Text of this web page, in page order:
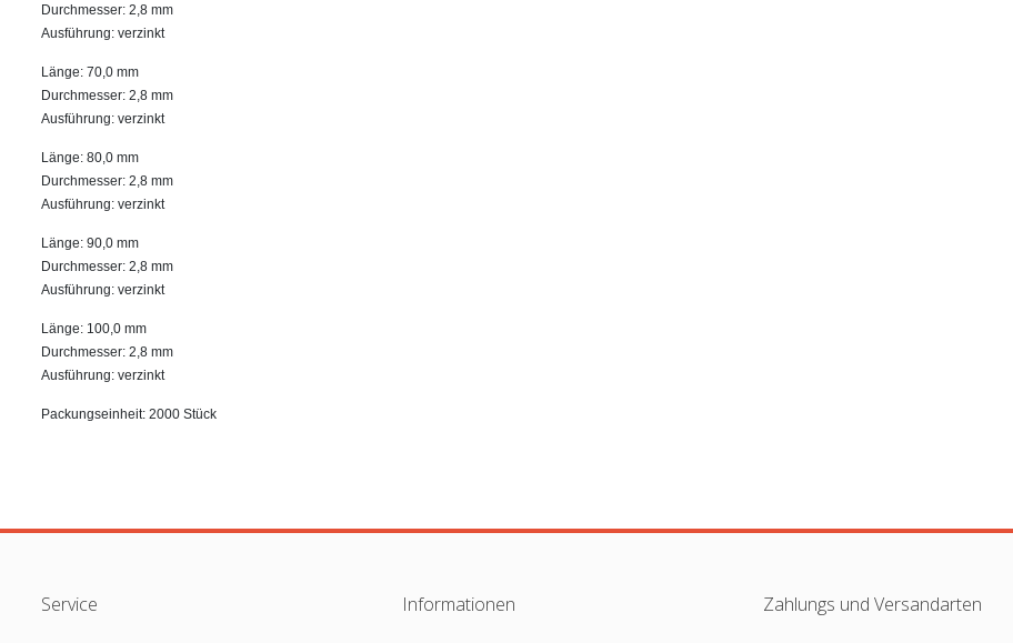
Durchmesser: 2,8 mm
Ausführung: verzinkt
Länge: 70,0 mm
Durchmesser: 2,8 mm
Ausführung: verzinkt
Länge: 80,0 mm
Durchmesser: 2,8 mm
Ausführung: verzinkt
Länge: 90,0 mm
Durchmesser: 2,8 mm
Ausführung: verzinkt
Länge: 100,0 mm
Durchmesser: 2,8 mm
Ausführung: verzinkt
Packungseinheit: 2000 Stück
Service Informationen Zahlungs und Versandarten